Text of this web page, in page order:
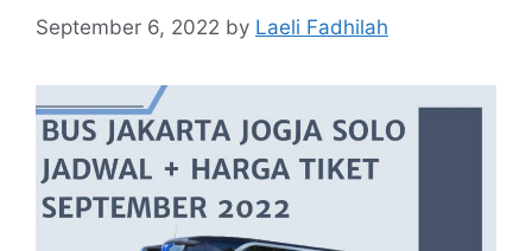
September 6, 2022 by Laeli Fadhilah